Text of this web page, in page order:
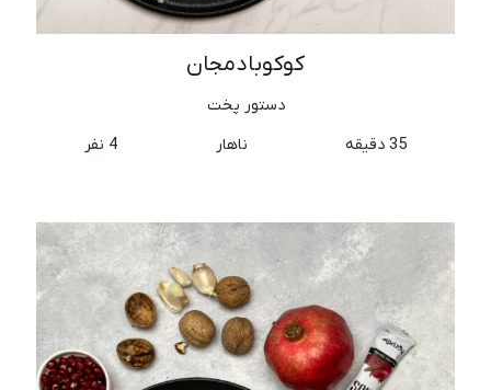
کوکوبادمجان
دستور پخت
35 دقیقه
ناهار 4 نفر